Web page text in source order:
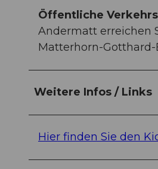
Öffentliche
Andermatt erreichen
Matterhorn-
Weitere Infos / Links
Hier finden Sie den